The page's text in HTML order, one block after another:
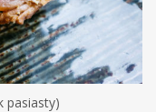
pasiasty)